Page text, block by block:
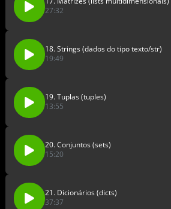
27:32
18. Strings (dados do tipo texto/str)
19:49
19. Tuplas (tuples)
13:55
20. Conjuntos (sets)
15:20
21. Dicionários (dicts)
37:37